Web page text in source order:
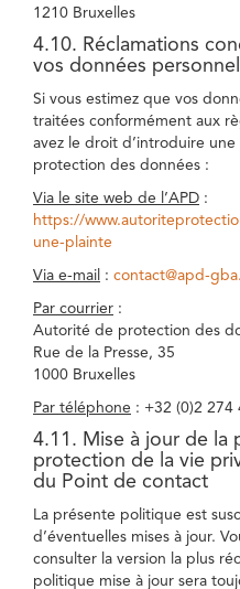
1210 Bruxelles
4.10. Réclamations
vos données
Si vous estimez que vos
traitées conformément aux
avez le droit d’introduire
protection des données :
Via le site web de l’APD :
https://
une-plainte
Via e-mail : contact@apd-
Par courrier :
Autorité de protection des
Rue de la Presse, 35
1000 Bruxelles
Par téléphone : +32 (0)2 274
4.11. Mise à jour de la
protection de la vie
du Point de contact
La présente politique est
d’éventuelles mises à jour.
consulter la version la plus
politique mise à jour sera